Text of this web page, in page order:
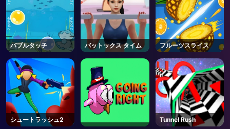
バブルタッチ バットックス タイム フルーツスライス
シュートラッシュ2 Tunnel Rush